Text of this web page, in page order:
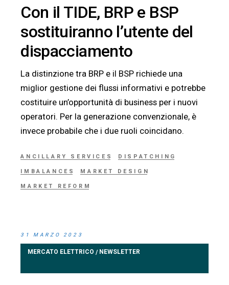
Con il TIDE, BRP e BSP
sostituiranno l’utente del
dispacciamento
La distinzione tra BRP e il BSP richiede una
miglior gestione dei flussi informativi e potrebbe
costituire un’opportunità di business per i nuovi
operatori. Per la generazione convenzionale, è
invece probabile che i due ruoli coincidano.
ANCILLARY SERVICES DISPATCHING
IMBALANCES MARKET DESIGN
MARKET REFORM
31 MARZO 2023
MERCATO ELETTRICO / NEWSLETTER